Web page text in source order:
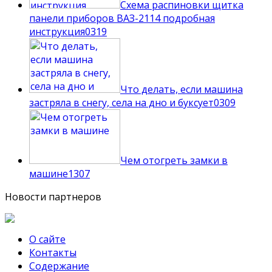
Схема распиновки щитка
панели приборов ВАЗ-2114 подробная
инструкция0319
Что делать, если машина
застряла в снегу, села на дно и буксует0309
Чем отогреть замки в
машине1307
Новости партнеров
О сайте
Контакты
Содержание